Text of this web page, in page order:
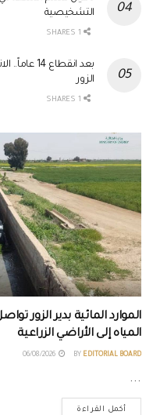
التشخيصية
بعد
الزور
الموارد المائية بدير الزور
المياه إلى الأراضي الزراعية
BY EDITORIAL BOARD
...
أكمل القراءة